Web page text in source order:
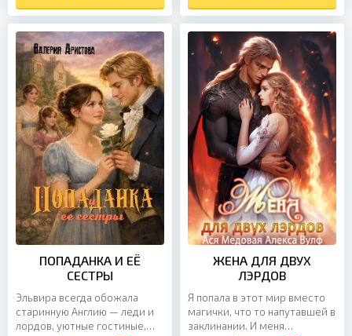
ПОПАДАНКА И ЕЁ
СЕСТРЫ
Эльвира всегда обожала
старинную Англию — леди и
лордов, уютные гостиные,
ЖЕНА ДЛЯ ДВУХ
ЛЭРДОВ
Я попала в этот мир вместо
магички, что то напутавшей в
заклинании. И меня